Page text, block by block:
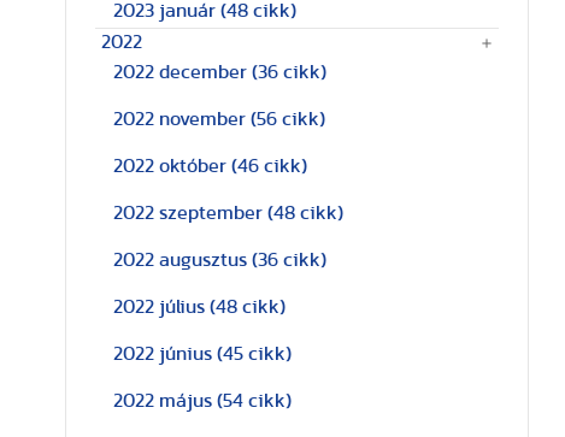
2023 január (48 cikk)
2022
2022 december (36 cikk)
2022 november (56 cikk)
2022 október (46 cikk)
2022 szeptember (48 cikk)
2022 augusztus (36 cikk)
2022 július (48 cikk)
2022 június (45 cikk)
2022 május (54 cikk)